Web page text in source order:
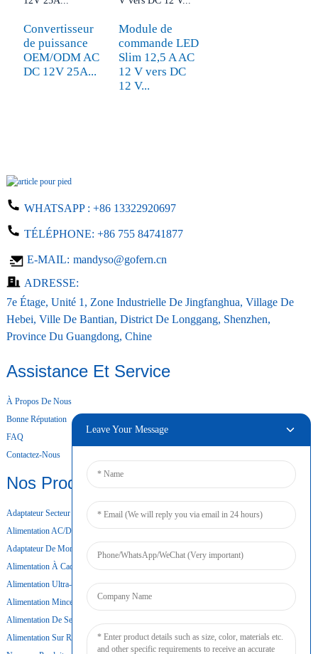
Convertisseur
de puissance
OEM/ODM AC
DC 12V 25A...
Module de
commande LED
Slim 12,5 A AC
12 V vers DC
12 V...
WHATSAPP : +86 13322920697
TÉLÉPHONE: +86 755 84741877
E-MAIL: mandyso@gofern.cn
ADRESSE:
7e Étage, Unité 1, Zone Industrielle De Jingfanghua, Village De
Hebei, Ville De Bantian, District De Longgang, Shenzhen,
Province Du Guangdong, Chine
Assistance Et Service
À Propos De Nous
Bonne Réputation
FAQ
Contactez-Nous
Nos Produits
Adaptateur Secteur De Bureau
Alimentation AC/DC
Adaptateur De Montage Mural
Alimentation À Cadre Ouvert
Alimentation Ultra-Mince
Alimentation Mince
Alimentation De Secours Par Batterie
Alimentation Sur Rail DIN
Leave Your Message